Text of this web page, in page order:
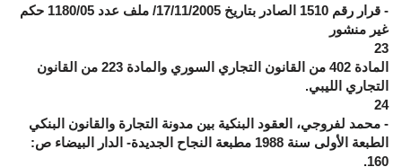
- قرار رقم 1510 الصادر بتاريخ 17/11/2005/ ملف عدد 1180/05 حكم
غير منشور
23
المادة 402 من القانون التجاري السوري والمادة 223 من القانون
التجاري الليبي.
24
- محمد لفروجي، العقود البنكية بين مدونة التجارة والقانون البنكي
الطبعة الأولى سنة 1988 مطبعة النجاح الجديدة- الدار البيضاء ص:
160.